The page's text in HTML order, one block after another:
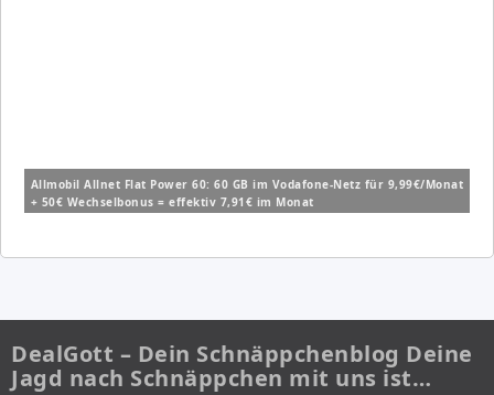
Allmobil Allnet Flat Power 60: 60 GB im Vodafone-Netz für 9,99€/Monat
+ 50€ Wechselbonus = effektiv 7,91€ im Monat
DealGott – Dein Schnäppchenblog Deine
Jagd nach Schnäppchen mit uns ist…